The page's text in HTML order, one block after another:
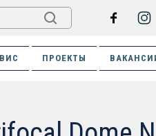
ПРОЕКТЫ